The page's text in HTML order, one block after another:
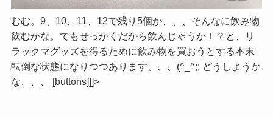
むむ。9、10、11、12で残り5個か、、、そんなに飲み物
飲むかな。でもせっかくだから飲んじゃうか！？と、リ
ラックマグッズを得るために飲み物を買おうとする本末
転倒な状態になりつつあります、、、(^_^;; どうしようか
な、、、 [buttons]]]>